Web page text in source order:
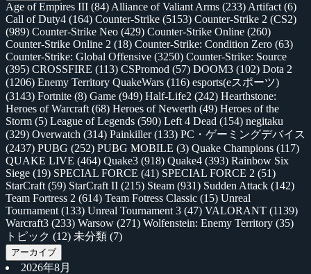
Age of Empires III (84) Alliance of Valiant Arms (233) Artifact (6)
Call of Duty4 (164) Counter-Strike (5153) Counter-Strike 2 (CS2)
(989) Counter-Strike Neo (429) Counter-Strike Online (260)
Counter-Strike Online 2 (18) Counter-Strike: Condition Zero (63)
Counter-Strike: Global Offensive (3250) Counter-Strike: Source
(395) CROSSFIRE (113) CSPromod (57) DOOM3 (102) Dota 2
(1206) Enemy Territory QuakeWars (116) esports(eスポーツ)
(3143) Fortnite (8) Game (949) Half-Life2 (242) Hearthstone:
Heroes of Warcraft (68) Heroes of Newerth (49) Heroes of the
Storm (5) League of Legends (590) Left 4 Dead (154) negitaku
(329) Overwatch (314) Painkiller(133) PC・ゲーミングデバイス
(2437) PUBG (252) PUBG MOBILE (3) Quake Champions (117)
QUAKE LIVE (464) Quake3 (918) Quake4 (393) Rainbow Six
Siege (19) SPECIAL FORCE (41) SPECIAL FORCE 2 (51)
StarCraft (59) StarCraft II (215) Steam (931) Sudden Attack (142)
Team Fortress 2 (614) Team Fotress Classic (15) Unreal
Tournament (133) Unreal Tournament 3 (47) VALORANT (1139)
Warcraft3 (233) Warsow (271) Wolfenstein: Enemy Territory (35)
トピック (12) 未分類 (7)
アーカイブ
2026年8月